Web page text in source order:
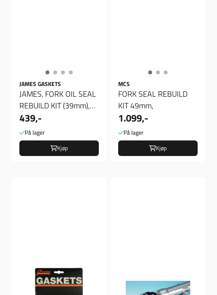
JAMES GASKETS
JAMES, FORK OIL SEAL
REBUILD KIT (39mm),
Rep Sett gaffel
439,-
På lager
Kjøp
MCS
FORK SEAL REBUILD
KIT 49mm,
1.099,-
På lager
Kjøp